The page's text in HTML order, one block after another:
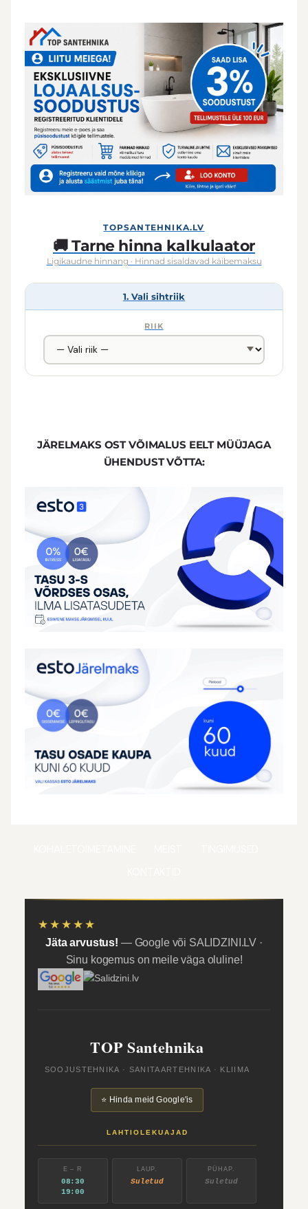
TOPSANTEHNIKA.LV
🚚 Tarne hinna kalkulaator
Ligikaudne hinnang · Hinnad sisaldavad käibemaksu
1. Vali sihtriik
RIIK
JÄRELMAKS OST VÕIMALUS EELT MÜÜJAGA
ÜHENDUST VÕTTA:
★★★★★
Jäta arvustus! — Google või SALIDZINI.LV ·
Sinu kogemus on meile väga oluline!
TOP Santehnika
SOOJUSTEHNIKA · SANITAARTEHNIKA · KLIIMA
⭐ Hinda meid Google'is
LAHTIOLEKUAJAD
E – R
08:30
19:00
LAUP.
Suletud
PÜHAP.
Suletud